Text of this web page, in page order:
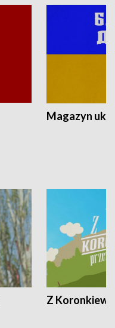
Magazyn
Z